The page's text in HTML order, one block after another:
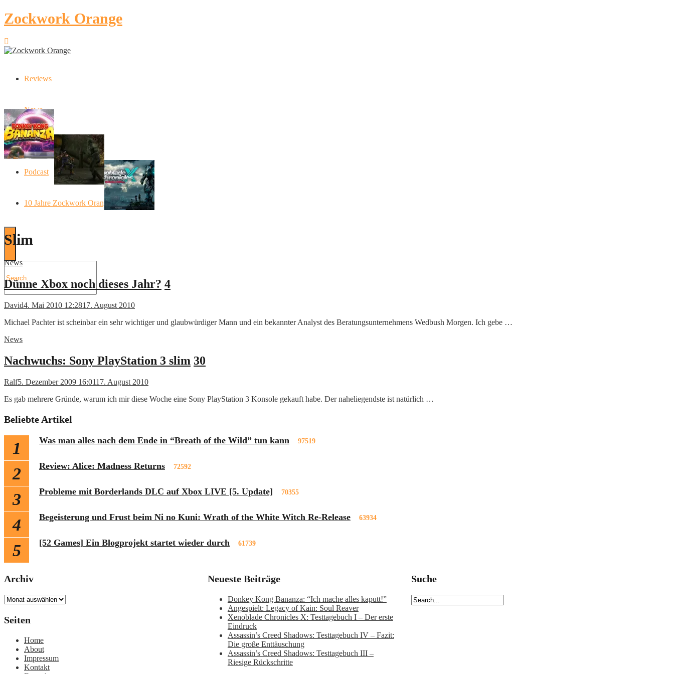
Zockwork Orange
Reviews
News
Artikel
Podcast
10 Jahre Zockwork Orange
Slim
News
Dünne Xbox noch dieses Jahr? 4
David4. Mai 2010 12:2817. August 2010
Michael Pachter ist scheinbar ein sehr wichtiger und glaubwürdiger Mann und ein bekannter Analyst des Beratungsunternehmens Wedbush Morgen. Ich gebe …
News
Nachwuchs: Sony PlayStation 3 slim 30
Ralf5. Dezember 2009 16:0117. August 2010
Es gab mehrere Gründe, warum ich mir diese Woche eine Sony PlayStation 3 Konsole gekauft habe. Der naheliegendste ist natürlich …
Beliebte Artikel
1 Was man alles nach dem Ende in “Breath of the Wild” tun kann 97519
2 Review: Alice: Madness Returns 72592
3 Probleme mit Borderlands DLC auf Xbox LIVE [5. Update] 70355
4 Begeisterung und Frust beim Ni no Kuni: Wrath of the White Witch Re-Release 63934
5 [52 Games] Ein Blogprojekt startet wieder durch 61739
Archiv
Archiv
Seiten
Home
About
Impressum
Kontakt
Neueste Beiträge
Donkey Kong Bananza: “Ich mache alles kaputt!”
Angespielt: Legacy of Kain: Soul Reaver
Xenoblade Chronicles X: Testtagebuch I – Der erste
Eindruck
Assassin’s Creed Shadows: Testtagebuch IV – Fazit:
Die große Enttäuschung
Assassin’s Creed Shadows: Testtagebuch III –
Riesige Rückschritte
Suche